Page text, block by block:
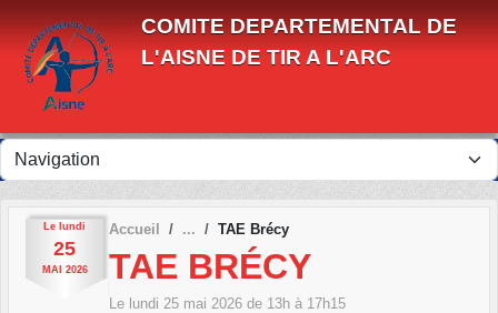
COMITE DEPARTEMENTAL DE
L'AISNE DE TIR A L'ARC
Le lundi
25
MAI 2026
Accueil TAE Brécy
TAE BRÉCY
Le lundi 25 mai 2026 de 13h à 17h15